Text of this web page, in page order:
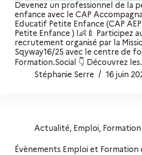
Devenez un professionnel de la
enfance avec le CAP
Educatif Petite Enfance (CAP
Petite Enfance ) !👶🍼 Participez
recrutement organisé par la
Sqyway16/25 avec le centre de
Formation.Social 👇 Découvrez
Stéphanie Serre
16 juin
Actualité, Emploi, Formation
Évènements Emploi et Formation